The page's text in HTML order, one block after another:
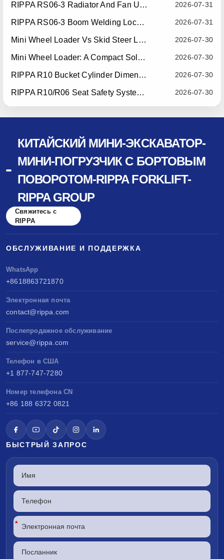
2026-07-31
RIPPA RS06-3 Radiator And Fan Upgrade — Effective July 10, 2026
2026-07-31
RIPPA RS06-3 Boom Welding Locating Bar Optimization — Effective July 15, 2026
2026-07-30
Mini Wheel Loader Vs Skid Steer Loader: Which Compact Machine Is Better For Your Business?
2026-07-30
Mini Wheel Loader: A Compact Solution For Efficient Material Handling
2026-07-30
RIPPA R10 Bucket Cylinder Dimension Optimization — Effective July 15, 2026
2026-07-30
RIPPA R10/R06 Seat Safety System Upgrade — Effective July 22, 2026
КИТАЙСКИЙ МИНИ-ЭКСКАВАТОР-
МИНИ-ПОГРУЗЧИК С БОРТОВЫМ
ПОВОРОТОМ-RIPPA FORKLIFT-
RIPPA GROUP
Свяжитесь с
RIPPA
ОБСЛУЖИВАНИЕ И ПОДДЕРЖКА
WhatsApp
+8618863721870
Электронная почта
contact@rippa.com
Послепродажное обслуживание
service@rippa.com
Телефон в США
+1 877-747-7280
Номер телефона CN
+86 188 6372 0821
БЫСТРЫЙ ЗАПРОС
*